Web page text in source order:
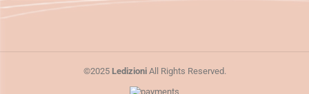
©2025 LedizioniAll Rights Reserved.